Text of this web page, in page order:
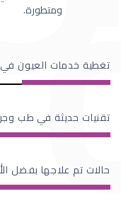
ومتطورة.
تغطية خدمات العيون
تقنيات حديثة في طب
حالات تم علاجها بفضل